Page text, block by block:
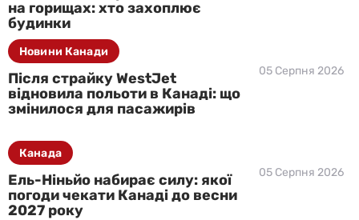
на горищах: хто захоплює
будинки
Після страйку WestJet
відновила польоти в Канаді: що
змінилося для пасажирів
05 Серпня 2026
Новини Канади
Ель-Ніньйо набирає силу: якої
погоди чекати Канаді до весни
2027 року
05 Серпня 2026
Канада